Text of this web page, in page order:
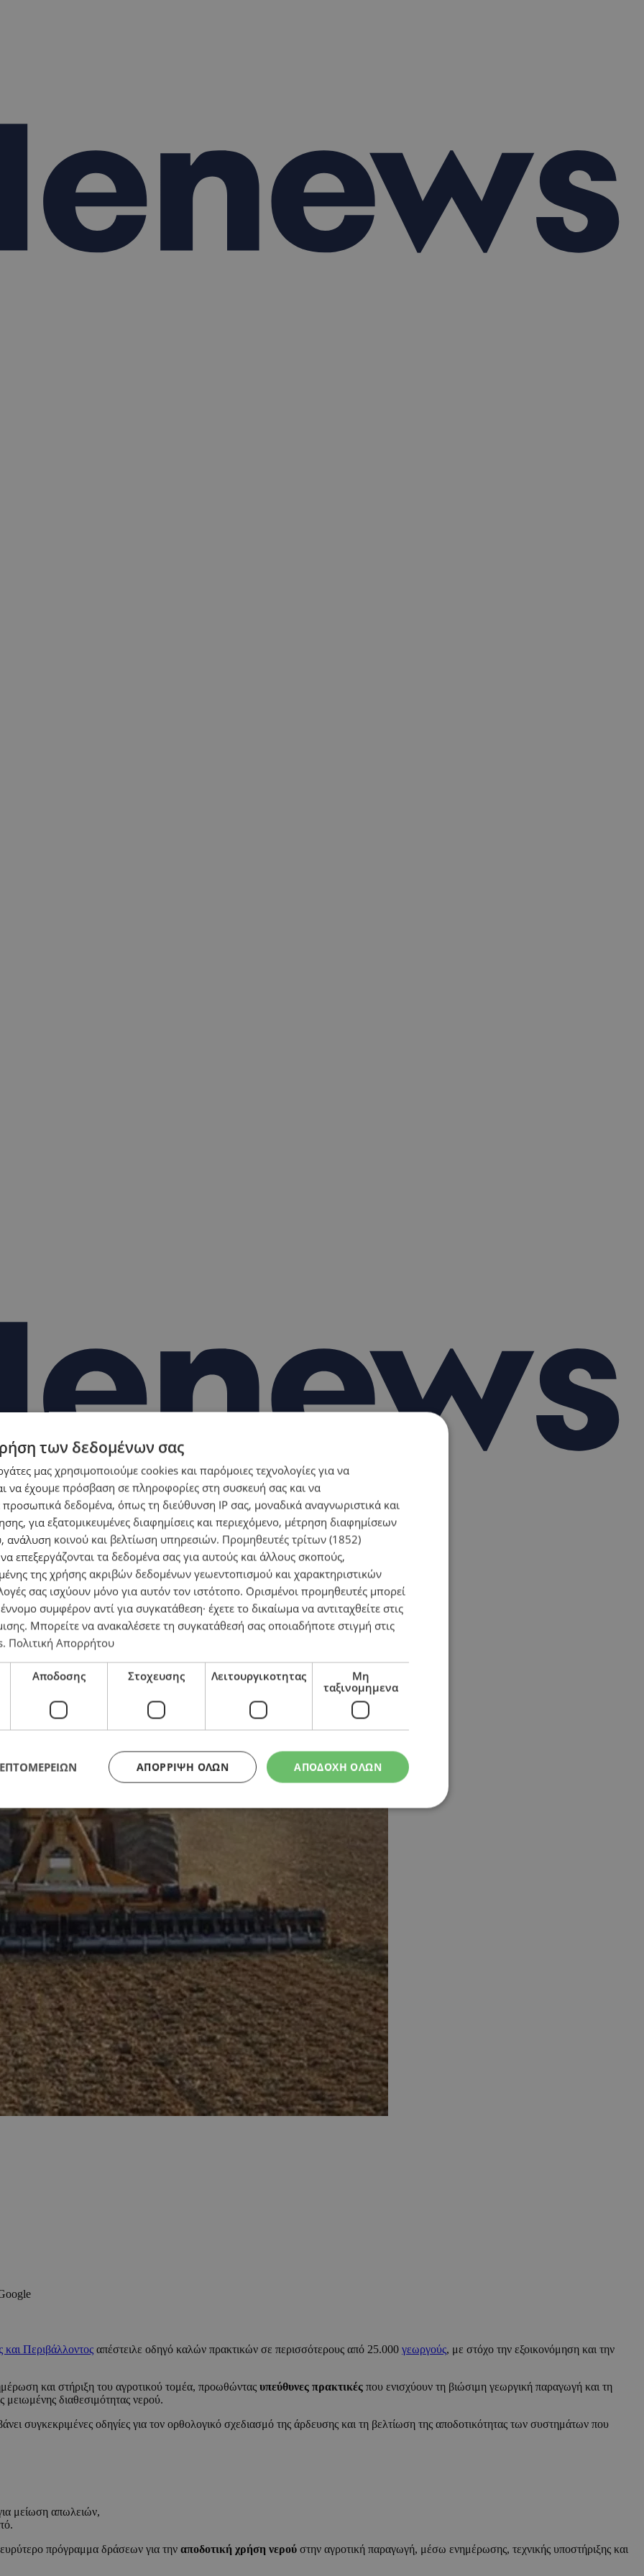
Τμήμα Γεωργίας
και Περιβάλλοντος απέστειλε οδηγό καλών πρακτικών σε περισσότερους από 25.000 γεωργούς, με στόχο την εξοικονόμηση και την
και στήριξη του αγροτικού τομέα, προωθώντας υπεύθυνες πρακτικές που ενισχύουν τη βιώσιμη γεωργική παραγωγή και τη
μειωμένης διαθεσιμότητας νερού.
συγκεκριμένες οδηγίες για τον ορθολογικό σχεδιασμό της άρδευσης και τη βελτίωση της αποδοτικότητας των συστημάτων που
μείωση απωλειών,
πρόγραμμα δράσεων για την αποδοτική χρήση νερού στην αγροτική παραγωγή, μέσω ενημέρωσης, τεχνικής υποστήριξης και
των δεδομένων σας
μας χρησιμοποιούμε cookies και παρόμοιες τεχνολογίες για να
να έχουμε πρόσβαση σε πληροφορίες στη συσκευή σας και να
προσωπικά δεδομένα, όπως τη διεύθυνση IP σας, μοναδικά αναγνωριστικά και
για εξατομικευμένες διαφημίσεις και περιεχόμενο, μέτρηση διαφημίσεων
ανάλυση κοινού και βελτίωση υπηρεσιών. Προμηθευτές τρίτων (1852)
να επεξεργάζονται τα δεδομένα σας για αυτούς και άλλους σκοπούς,
της χρήσης ακριβών δεδομένων γεωεντοπισμού και χαρακτηριστικών
σας ισχύουν μόνο για αυτόν τον ιστότοπο. Ορισμένοι προμηθευτές μπορεί
συμφέρον αντί για συγκατάθεση· έχετε το δικαίωμα να αντιταχθείτε στις
. Μπορείτε να ανακαλέσετε τη συγκατάθεσή σας οποιαδήποτε στιγμή στις
. Πολιτική Απορρήτου
Αποδοσης Στοχευσης Λειτουργικοτητας
Μη
ταξινομημενα
ΑΠΟΔΟΧΗ ΟΛΩΝ
ΑΠΌΡΡΙΨΗ ΌΛΩΝ